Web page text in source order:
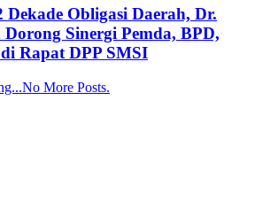
Obligasi Daerah, Dr.
Sinergi Pemda, BPD,
Rapat DPP SMSI
No More Posts.